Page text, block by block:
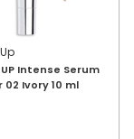
UP Intense Serum
02 Ivory 10 ml